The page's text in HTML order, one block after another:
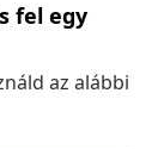
fel egy
az alábbi